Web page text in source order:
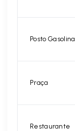
Posto Gasolina
Praça
Restaurante